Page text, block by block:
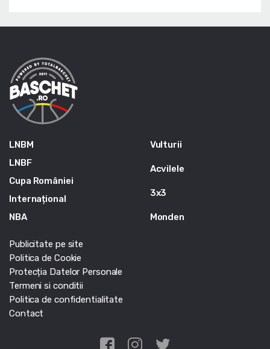
LNBM
LNBF
Cupa României
Internațional
NBA
Vulturii
Acvilele
3x3
Monden
Publicitate pe site
Politica de Cookie
Protecția Datelor Personale
Termeni si conditii
Politica de confidentialitate
Contact